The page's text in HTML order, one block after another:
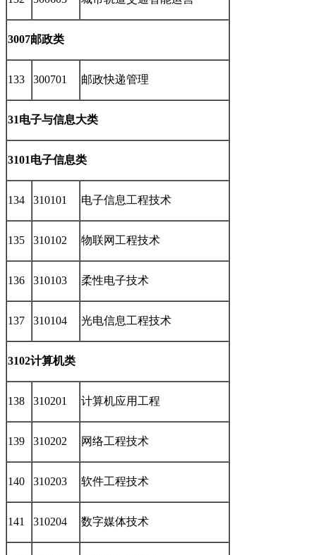
3007邮政类
133 300701 邮政快递管理
31电子与信息大类
3101电子信息类
134 310101 电子信息工程技术
135 310102 物联网工程技术
136 310103 柔性电子技术
137 310104 光电信息工程技术
3102计算机类
138 310201 计算机应用工程
139 310202 网络工程技术
140 310203 软件工程技术
141 310204 数字媒体技术